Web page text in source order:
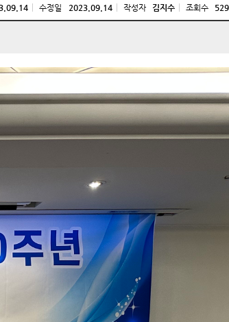
수정일 2023.09.14 작성자 김지수 조회수 529